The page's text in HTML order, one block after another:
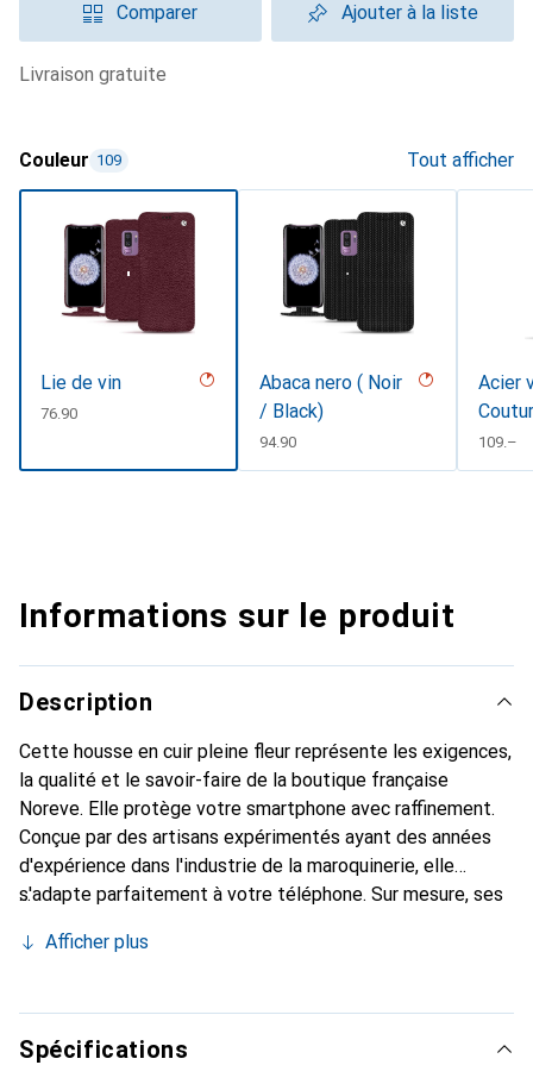
Comparer Ajouter à la liste
livraison gratuite
Couleur 109 Tout afficher
Lie de vin
CHF
76.90
Abaca nero ( Noir
/ Black)
CHF
94.90
Acier
CHF
109.–
Informations sur le produit
Description
Cette housse en cuir pleine fleur représente les exigences,
la qualité et le savoir-faire de la boutique française
Noreve. Elle protège votre smartphone avec raffinement.
Conçue par des artisans expérimentés ayant des années
d'expérience dans l'industrie de la maroquinerie, elle
s'adapte parfaitement à votre téléphone. Sur mesure, ses
devient l'accessoire chic et indispensable pour votre
internationalement pour ses produits de haute qualité et
constitue un choix fiable pour une clientèle exigeante.
Afficher plus
Spécifications